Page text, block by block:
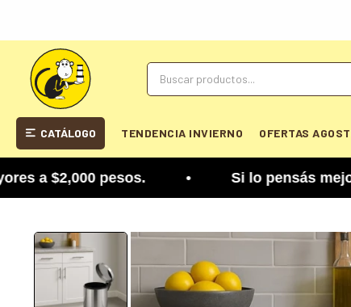
CATÁLOGO TENDENCIA INVIERNO OFERTAS
a $2,000 pesos. • Si lo pensás mejor, lo